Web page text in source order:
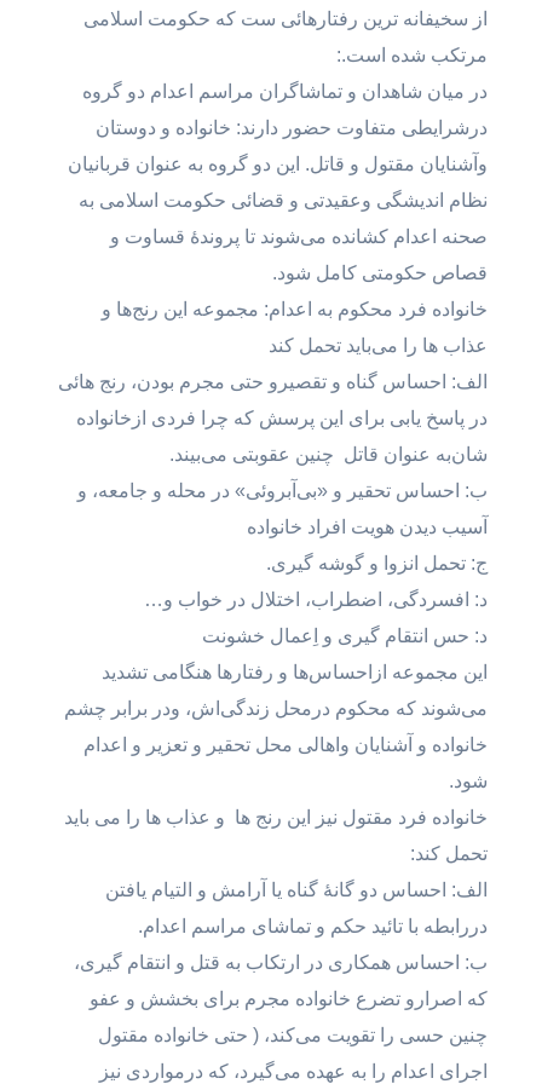
از سخیفانه ترین رفتارهائی ست که حکومت اسلامی
مرتکب شده است.:
در میان شاهدان و تماشاگران مراسم اعدام دو گروه
درشرایطی متفاوت حضور دارند: خانواده و دوستان
وآشنایان مقتول و قاتل. این دو گروه به عنوان قربانیان
نظام اندیشگی وعقیدتی و قضائی حکومت اسلامی به
صحنه اعدام کشانده می‌شوند تا پروندهٔ قساوت و
قصاص حکومتی کامل شود.
خانواده فرد محکوم به اعدام: مجموعه این رنج‌ها و
عذاب ها را می‌باید تحمل کند
الف: احساس گناه و تقصیرو حتی مجرم بودن، رنج هائی
در پاسخ یابی برای این پرسش که چرا فردی ازخانواده
شان‌به عنوان قاتل چنین عقوبتی می‌بیند.
ب: احساس تحقیر و «بی‌آبروئی» در محله و جامعه، و
آسیب دیدن هویت افراد خانواده
ج: تحمل انزوا و گوشه گیری.
د: افسردگی، اضطراب، اختلال در خواب و…
د: حس انتقام گیری و اِعمال خشونت
این مجموعه ازاحساس‌ها و رفتار‌ها هنگامی تشدید
می‌شوند که محکوم درمحل زندگی‌اش، ودر برابر چشم
خانواده و آشنایان واهالی محل تحقیر و تعزیر و اعدام
شود.
خانواده فرد مقتول نیز این رنج ها و عذاب ها را می باید
تحمل کند:
الف: احساس دو گانهٔ گناه یا آرامش و التیام یافتن
دررابطه با تائید حکم و تماشای مراسم اعدام.
ب: احساس همکاری در ارتکاب به قتل و انتقام گیری،
که اصرارو تضرع خانواده مجرم برای بخشش و عفو
چنین حسی را تقویت می‌کند، ( حتی خانواده مقتول
اجرای اعدام را به عهده می‌گیرد، که درمواردی نیز